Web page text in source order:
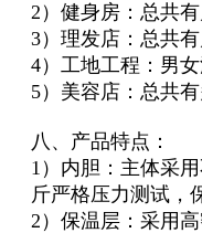
2）健身房：总共
3）理发店：总共
4）工地工程：男
5）美容店：总共
八、产品特点：
1）内胆：主体采
斤严格压力测试，
2）保温层：采用